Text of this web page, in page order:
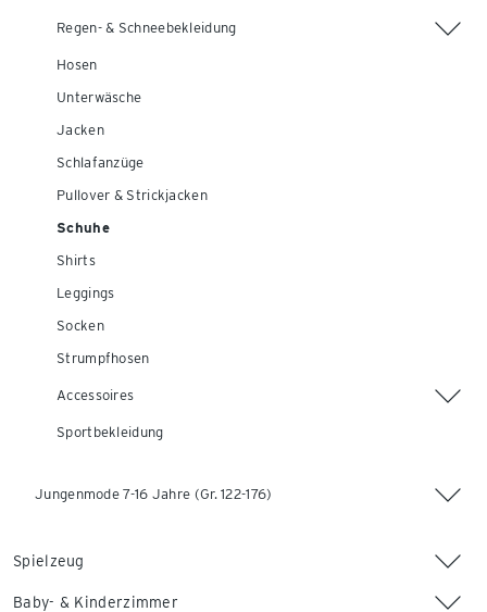
Regen- & Schneebekleidung
Hosen
Unterwäsche
Jacken
Schlafanzüge
Pullover & Strickjacken
Schuhe
Shirts
Leggings
Socken
Strumpfhosen
Accessoires
Sportbekleidung
Jungenmode 7-16 Jahre (Gr. 122-176)
Spielzeug
Baby- & Kinderzimmer